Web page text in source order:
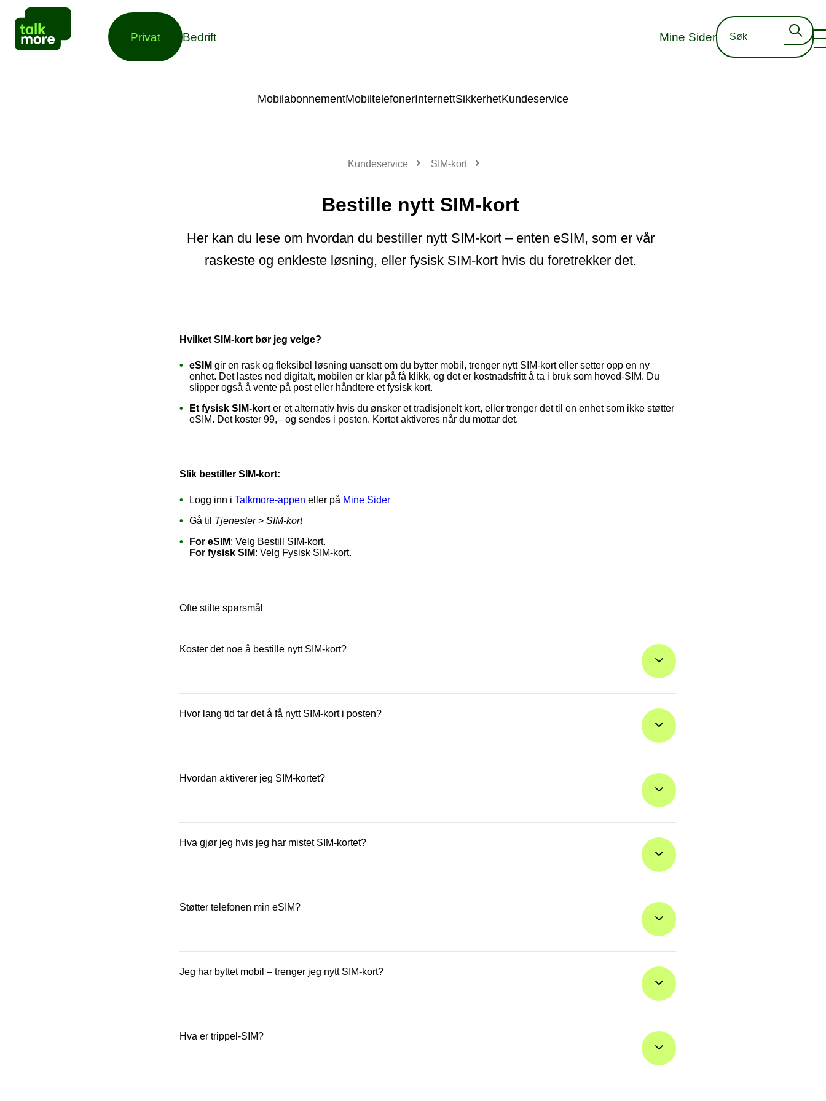
Privat Bedrift Mine Sider
MobilabonnementMobiltelefonerInternettSikkerhetKundeservice
Kundeservice SIM-kort
Bestille nytt SIM-kort
Her kan du lese om hvordan du bestiller nytt SIM-kort – enten eSIM, som er vår
raskeste og enkleste løsning, eller fysisk SIM-kort hvis du foretrekker det.
Hvilket SIM-kort bør jeg velge?
eSIM gir en rask og fleksibel løsning uansett om du bytter mobil, trenger nytt SIM-kort eller setter opp en ny
enhet. Det lastes ned digitalt, mobilen er klar på få klikk, og det er kostnadsfritt å ta i bruk som hoved-SIM. Du
slipper også å vente på post eller håndtere et fysisk kort.
Et fysisk SIM-kort er et alternativ hvis du ønsker et tradisjonelt kort, eller trenger det til en enhet som ikke støtter
eSIM. Det koster 99,– og sendes i posten. Kortet aktiveres når du mottar det.
Slik bestiller SIM-kort:
Logg inn i Talkmore-appen eller på Mine Sider
Gå til Tjenester> SIM-kort
For eSIM: Velg Bestill SIM-kort.
For fysisk SIM: Velg Fysisk SIM-kort.
Ofte stilte spørsmål
Koster det noe å bestille nytt SIM-kort?
Hvor lang tid tar det å få nytt SIM-kort i posten?
Fysisk SIM-kort sendes normalt innen 1–3 virkedager.
Hvordan aktiverer jeg SIM-kortet?
Se veiledning her .
Hva gjør jeg hvis jeg har mistet SIM-kortet?
aktiverer det nye, slik at ingen andre kan bruke det.
Støtter telefonen min eSIM?
informasjon om mobilen. Hvis du ser en linje som heter EID, betyr det at mobilen din støtter eSIM.
Jeg har byttet mobil – trenger jeg nytt SIM-kort?
videre.
Bruker du eSIM, må du aktivere et nytt eSIM til den nye mobilen.
Hva er trippel-SIM?